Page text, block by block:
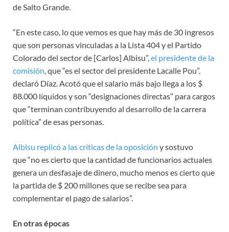
de Salto Grande.
“En este caso, lo que vemos es que hay más de 30 ingresos
que son personas vinculadas a la Lista 404 y el Partido
Colorado del sector de [Carlos] Albisu”,el presidente de la
comisión, que “es el sector del presidente Lacalle Pou”,
declaró Díaz. Acotó que el salario más bajo llega a los $
88.000 líquidos y son “designaciones directas” para cargos
que “terminan contribuyendo al desarrollo de la carrera
política” de esas personas.
Albisu replicó a las críticas de la oposición y sostuvo
que “no es cierto que la cantidad de funcionarios actuales
genera un desfasaje de dinero, mucho menos es cierto que
la partida de $ 200 millones que se recibe sea para
complementar el pago de salarios”.
En otras épocas